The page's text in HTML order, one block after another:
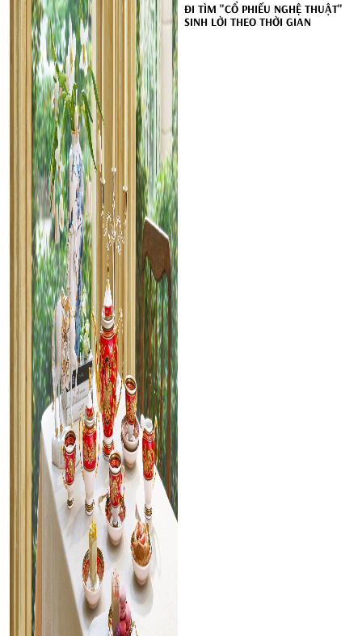
ĐI TÌM "CỔ PHIẾU NGHỆ THUẬT"
SINH LỜI THEO THỜI GIAN